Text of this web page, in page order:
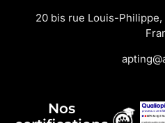
20 bis rue Louis-
Nos